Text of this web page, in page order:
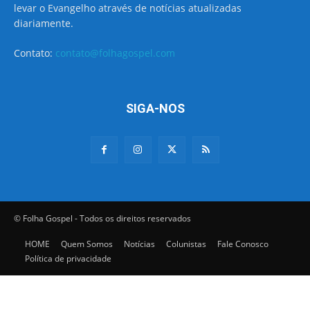
levar o Evangelho através de notícias atualizadas
diariamente.
Contato: contato@folhagospel.com
SIGA-NOS
© Folha Gospel - Todos os direitos reservados
HOME Quem Somos Notícias Colunistas
Fale Conosco
Política de privacidade